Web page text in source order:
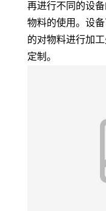
再进行不同的设
物料的使用。设
的对物料进行加
定制。